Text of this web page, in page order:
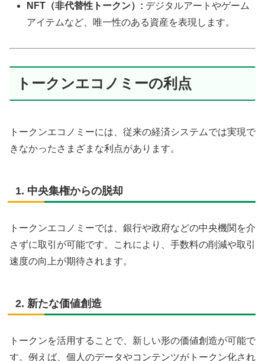
NFT（非代替性トークン）: デジタルアートやゲーム
アイテムなど、唯一性のある資産を表現します。
トークンエコノミーの利点
トークンエコノミーには、従来の経済システムでは実現で
きなかったさまざまな利点があります。
1. 中央集権からの脱却
トークンエコノミーでは、銀行や政府などの中央機関を介
さずに取引が可能です。これにより、手数料の削減や取引
速度の向上が期待されます。
2. 新たな価値創造
トークンを活用することで、新しい形の価値創造が可能で
す。例えば、個人のデータやコンテンツがトークン化され